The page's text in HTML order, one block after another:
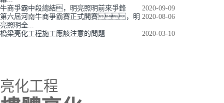
2020-09-09
牛商爭霸中段總結，明亮照明前來爭鋒
2020-08-06
第六屆河南牛商爭霸賽正式開賽，明
亮照明全...
2020-03-10
橋梁亮化工程施工應該注意的問題
亮化工程